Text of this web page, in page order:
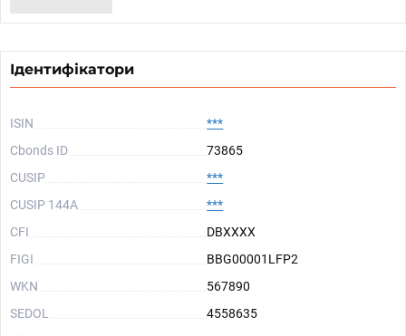
Ідентифікатори
ISIN
***
Cbonds ID
73865
CUSIP
***
CUSIP 144A
***
CFI
DBXXXX
FIGI
BBG00001LFP2
WKN
567890
SEDOL
4558635